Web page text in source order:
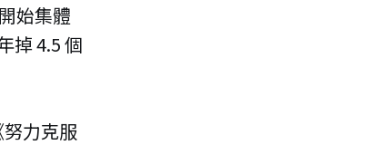
始集體
掉 4.5 個
力克服